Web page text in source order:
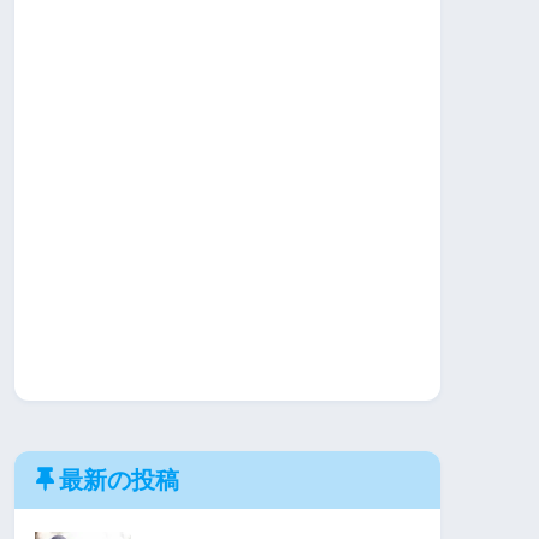
最新の投稿